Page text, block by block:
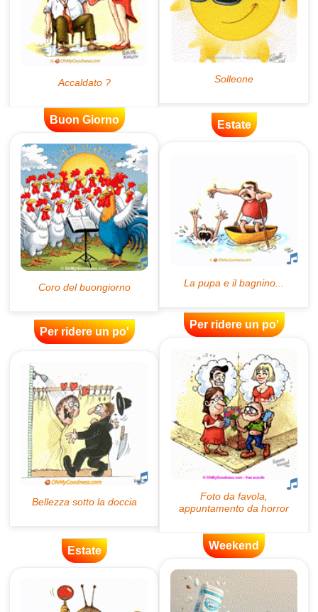
Buon Giorno Estate
Per ridere un po'
Per ridere un po'
Estate Weekend